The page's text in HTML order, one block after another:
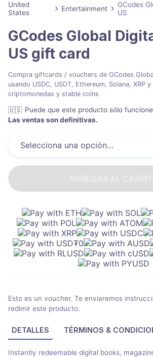
United
States
Entertainment
GCodes
US
GCodes Global
US gift card
Compra giftcards / vouchers de GCodes
usando USDC, USDT, Ethereum, Solana, XRP
criptomonedas y stable coins
🇺🇸 Puede que este producto sólo
Las ventas son definitivas.
Esto es un voucher. Te enviaremos
redimir este producto.
DETALLES TÉRMINOS &
Instantly redeemable digital books,